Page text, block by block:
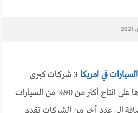
السيارات في امريكا
3 شركات كبرى
تستحوذ وحدها على انتاج أكثر من 90% من السيارات
الى عدد أخر من الشركات تقدم